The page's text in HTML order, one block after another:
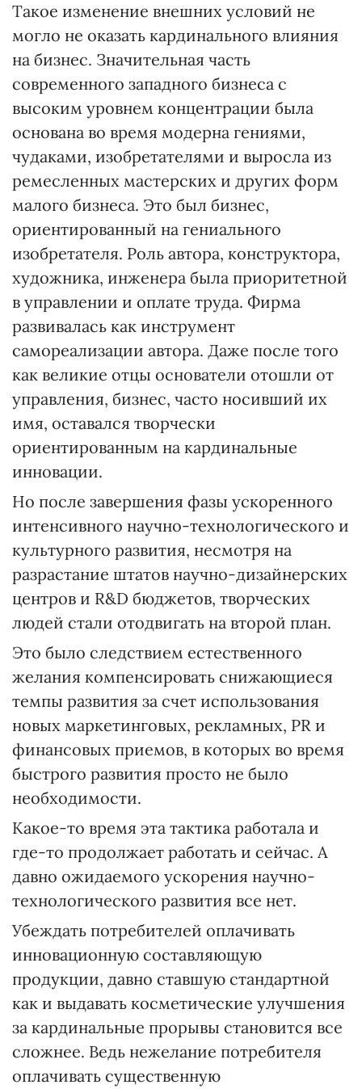
Такое изменение внешних условий не
могло не оказать кардинального влияния
на бизнес. Значительная часть
современного западного бизнеса с
высоким уровнем концентрации была
основана во время модерна гениями,
чудаками, изобретателями и выросла из
ремесленных мастерских и других форм
малого бизнеса. Это был бизнес,
ориентированный на гениального
изобретателя. Роль автора, конструктора,
художника, инженера была приоритетной
в управлении и оплате труда. Фирма
развивалась как инструмент
самореализации автора. Даже после того
как великие отцы основатели отошли от
управления, бизнес, часто носивший их
имя, оставался творчески
ориентированным на кардинальные
инновации.
Но после завершения фазы ускоренного
интенсивного научно-технологического и
культурного развития, несмотря на
разрастание штатов научно-дизайнерских
центров и R&D бюджетов, творческих
людей стали отодвигать на второй план.
Это было следствием естественного
желания компенсировать снижающиеся
темпы развития за счет использования
новых маркетинговых, рекламных, PR и
финансовых приемов, в которых во время
быстрого развития просто не было
необходимости.
Какое-то время эта тактика работала и
где-то продолжает работать и сейчас. А
давно ожидаемого ускорения научно-
технологического развития все нет.
Убеждать потребителей оплачивать
инновационную составляющую
продукции, давно ставшую стандартной
как и выдавать косметические улучшения
за кардинальные прорывы становится все
сложнее. Ведь нежелание потребителя
оплачивать существенную